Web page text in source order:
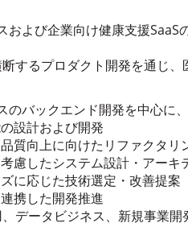
および企業向け健康支援
するプロダクト開発を通じ
バックエンド開発を中心に
設計および開発
質向上に向けたリファクタリ
慮したシステム設計・アーキ
に応じた技術選定・改善提案
携した開発推進
データビジネス、新規事業開